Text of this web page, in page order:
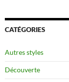
CATÉGORIES
Autres styles
Découverte